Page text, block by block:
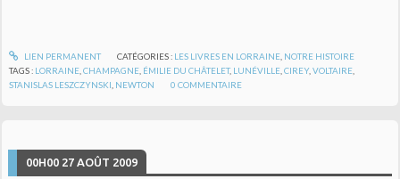
LIEN PERMANENT CATÉGORIES : LES LIVRES EN LORRAINE, NOTRE HISTOIRE
TAGS : LORRAINE ,CHAMPAGNE ÉMILIE DU CHÂTELET, LUNÉVILLE ,CIREY,VOLTAIRE
STANISLAS LESZCZYNSKI NEWTON 0 COMMENTAIRE
00H00 27 AOÛT 2009